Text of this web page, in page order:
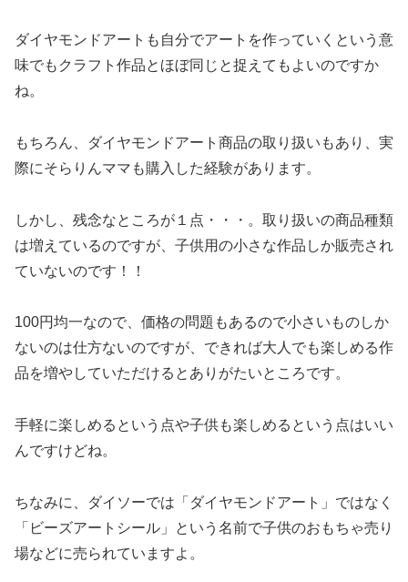
ダイヤモンドアートも自分でアートを作っていくという意
味でもクラフト作品とほぼ同じと捉えてもよいのですか
ね。
もちろん、ダイヤモンドアート商品の取り扱いもあり、実
際にそらりんママも購入した経験があります。
しかし、残念なところが１点・・・。取り扱いの商品種類
は増えているのですが、子供用の小さな作品しか販売され
ていないのです！！
100円均一なので、価格の問題もあるので小さいものしか
ないのは仕方ないのですが、できれば大人でも楽しめる作
品を増やしていただけるとありがたいところです。
手軽に楽しめるという点や子供も楽しめるという点はいい
んですけどね。
ちなみに、ダイソーでは「ダイヤモンドアート」ではなく
「ビーズアートシール」という名前で子供のおもちゃ売り
場などに売られていますよ。